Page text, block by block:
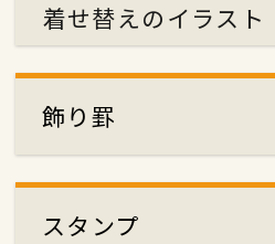
着せ替えのイラスト
飾り罫
スタンプ